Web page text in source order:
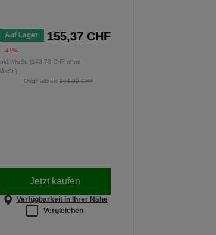
Auf Lager 155,37 CHF
-41%
inkl. MwSt. (143,73 CHF ohne
MwSt.)
Originalpreis264,90 CHF
Jetzt kaufen
Verfügbarkeit in Ihrer Nähe
Vergleichen